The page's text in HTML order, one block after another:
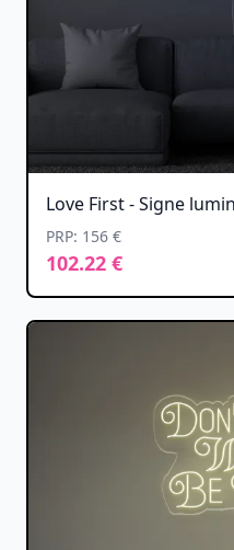
Love First - Signe
PRP: 156 €
102.22 €